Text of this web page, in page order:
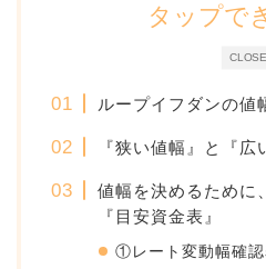
CLOSE
タップで
ループイフダンの
『狭い値幅』と『広
値幅を決めるために
『目安資金表』
①レート変動幅確認